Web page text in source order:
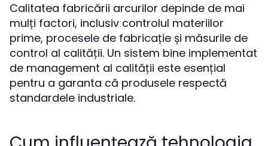
Calitatea fabricării arcurilor depinde de mai
mulți factori, inclusiv controlul materiilor
prime, procesele de fabricație și măsurile de
control al calității. Un sistem bine implementat
de management al calității este esențial
pentru a garanta că produsele respectă
standardele industriale.